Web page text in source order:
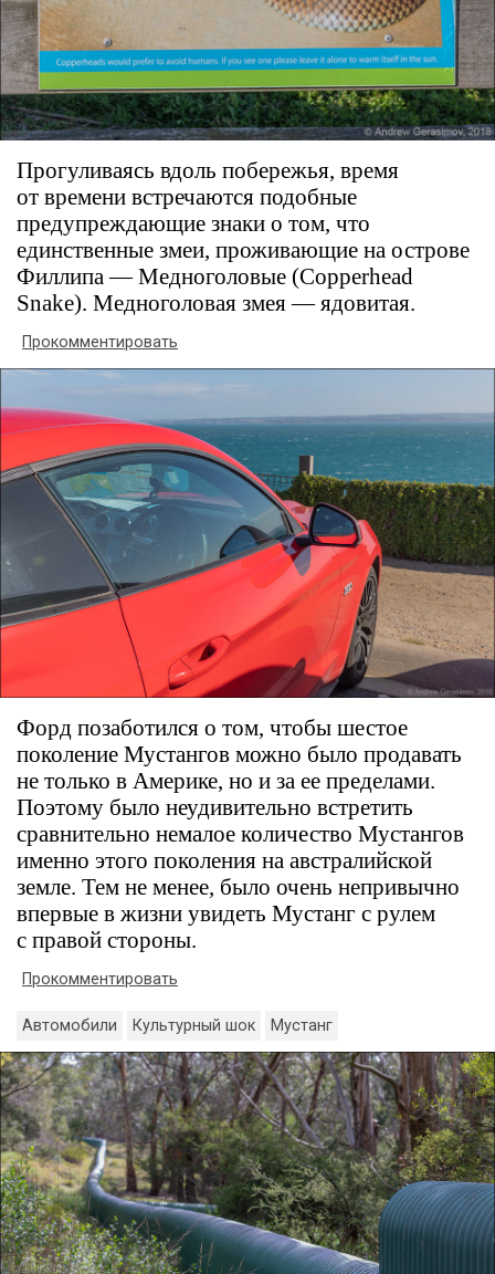
Прогуливаясь вдоль побережья, время
от времени встречаются подобные
предупреждающие знаки о том, что
единственные змеи, проживающие на острове
Филлипа — Медноголовые (Copperhead
Snake). Медноголовая змея — ядовитая.
Прокомментировать
Форд позаботился о том, чтобы шестое
поколение Мустангов можно было продавать
не только в Америке, но и за ее пределами.
Поэтому было неудивительно встретить
сравнительно немалое количество Мустангов
именно этого поколения на австралийской
земле. Тем не менее, было очень непривычно
впервые в жизни увидеть Мустанг с рулем
с правой стороны.
Прокомментировать
Автомобили Культурный шок Мустанг